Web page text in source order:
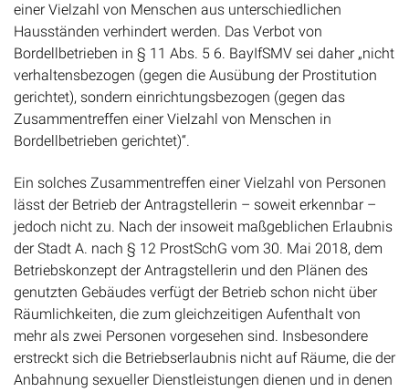
einer Vielzahl von Menschen aus unterschiedlichen
Hausständen verhindert werden. Das Verbot von
Bordellbetrieben in § 11 Abs. 5 6. BayIfSMV sei daher „nicht
verhaltensbezogen (gegen die Ausübung der Prostitution
gerichtet), sondern einrichtungsbezogen (gegen das
Zusammentreffen einer Vielzahl von Menschen in
Bordellbetrieben gerichtet)“.
Ein solches Zusammentreffen einer Vielzahl von Personen
lässt der Betrieb der Antragstellerin – soweit erkennbar –
jedoch nicht zu. Nach der insoweit maßgeblichen Erlaubnis
der Stadt A. nach § 12 ProstSchG vom 30. Mai 2018, dem
Betriebskonzept der Antragstellerin und den Plänen des
genutzten Gebäudes verfügt der Betrieb schon nicht über
Räumlichkeiten, die zum gleichzeitigen Aufenthalt von
mehr als zwei Personen vorgesehen sind. Insbesondere
erstreckt sich die Betriebserlaubnis nicht auf Räume, die der
Anbahnung sexueller Dienstleistungen dienen und in denen